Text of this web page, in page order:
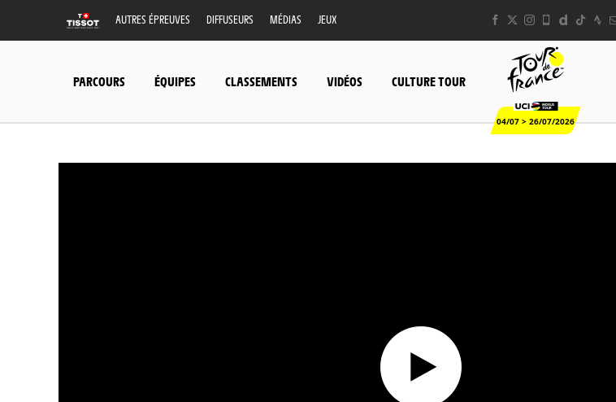
AUTRES ÉPREUVES DIFFUSEURS MÉDIAS JEUX
PARCOURS ÉQUIPES CLASSEMENTS VIDÉOS CULTURE TOUR
04/07 > 26/07/2026